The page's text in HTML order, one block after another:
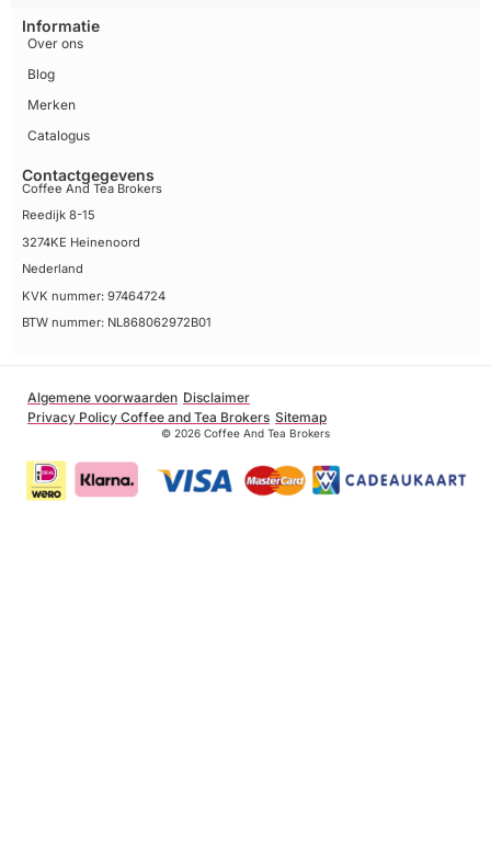
Informatie
Over ons
Blog
Merken
Catalogus
Contactgegevens
Coffee And Tea Brokers
Reedijk 8-15
3274KE Heinenoord
Nederland
KVK nummer: 97464724
BTW nummer: NL868062972B01
Algemene voorwaarden Disclaimer
Privacy Policy Coffee and Tea Brokers Sitemap
© 2026 Coffee And Tea Brokers